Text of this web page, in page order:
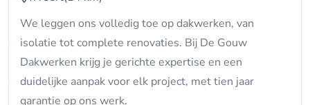
We leggen ons volledig toe op dakwerken, van
isolatie tot complete renovaties. Bij De Gouw
Dakwerken krijg je gerichte expertise en een
duidelijke aanpak voor elk project, met tien jaar
garantie op ons werk.